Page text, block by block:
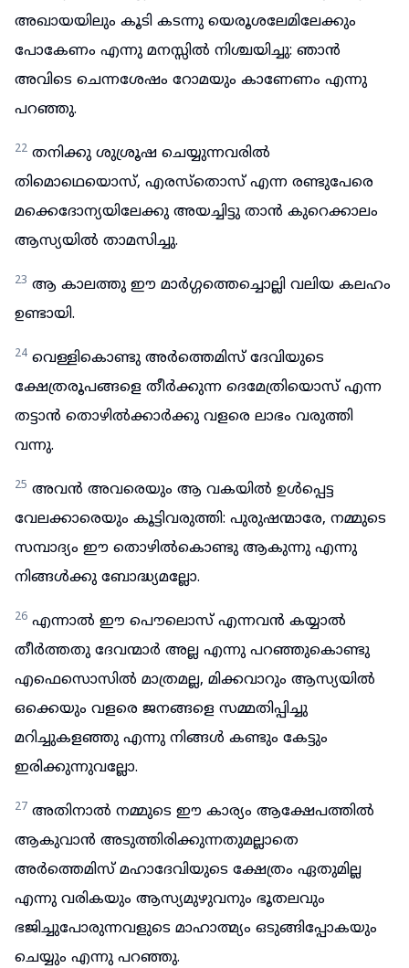
അഖായയിലും കൂടി കടന്നു യെരൂശലേമിലേക്കും
പോകേണം എന്നു മനസ്സിൽ നിശ്ചയിച്ചു: ഞാൻ
അവിടെ ചെന്നശേഷം റോമയും കാണേണം എന്നു
പറഞ്ഞു.
22 തനിക്കു ശുശ്രൂഷ ചെയ്യുന്നവരിൽ
തിമൊഥെയൊസ്, എരസ്തൊസ് എന്ന രണ്ടുപേരെ
മക്കെദോന്യയിലേക്കു അയച്ചിട്ടു താൻ കുറെക്കാലം
ആസ്യയിൽ താമസിച്ചു.
23 ആ കാലത്തു ഈ മാർഗ്ഗത്തെച്ചൊല്ലി വലിയ കലഹം
ഉണ്ടായി.
24 വെള്ളികൊണ്ടു അർത്തെമിസ് ദേവിയുടെ
ക്ഷേത്രരൂപങ്ങളെ തീർക്കുന്ന ദെമേത്രിയൊസ് എന്ന
തട്ടാൻ തൊഴിൽക്കാർക്കു വളരെ ലാഭം വരുത്തി
വന്നു.
25 അവൻ അവരെയും ആ വകയിൽ ഉൾപ്പെട്ട
വേലക്കാരെയും കൂട്ടിവരുത്തി: പുരുഷന്മാരേ, നമ്മുടെ
സമ്പാദ്യം ഈ തൊഴിൽകൊണ്ടു ആകുന്നു എന്നു
നിങ്ങൾക്കു ബോദ്ധ്യമല്ലോ.
26 എന്നാൽ ഈ പൌലൊസ് എന്നവൻ കയ്യാൽ
തീർത്തതു ദേവന്മാർ അല്ല എന്നു പറഞ്ഞുകൊണ്ടു
എഫെസൊസിൽ മാത്രമല്ല, മിക്കവാറും ആസ്യയിൽ
ഒക്കെയും വളരെ ജനങ്ങളെ സമ്മതിപ്പിച്ചു
മറിച്ചുകളഞ്ഞു എന്നു നിങ്ങൾ കണ്ടും കേട്ടും
ഇരിക്കുന്നുവല്ലോ.
27 അതിനാൽ നമ്മുടെ ഈ കാര്യം ആക്ഷേപത്തിൽ
ആകുവാൻ അടുത്തിരിക്കുന്നതുമല്ലാതെ
അർത്തെമിസ് മഹാദേവിയുടെ ക്ഷേത്രം ഏതുമില്ല
എന്നു വരികയും ആസ്യമുഴുവനും ഭൂതലവും
ഭജിച്ചുപോരുന്നവളുടെ മാഹാത്മ്യം ഒടുങ്ങിപ്പോകയും
ചെയ്യും എന്നു പറഞ്ഞു.